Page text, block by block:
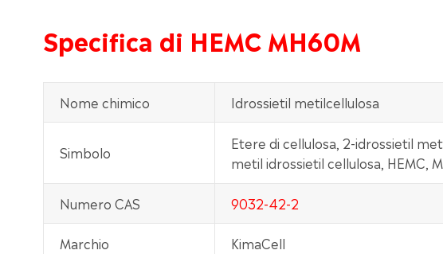
Specifica di HEMC MH60M
Nome chimico Idrossietil metilcellulosa
Simbolo
Etere di cellulosa, 2-idrossietil
metil idrossietil cellulosa, HEMC,
Numero CAS 9032-42-2
Marchio KimaCell